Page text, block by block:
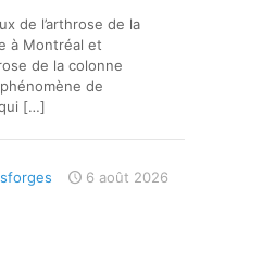
de l’arthrose de la
à Montréal et
de la colonne
de
[…]
6 août 2026